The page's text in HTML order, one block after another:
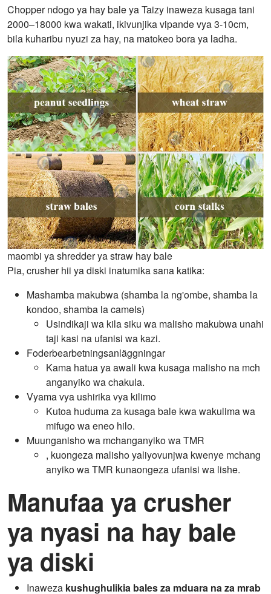
Chopper ndogo ya hay bale ya Taizy inaweza kusaga tani
2000–18000 kwa wakati, ikivunjika vipande vya 3-10cm,
bila kuharibu nyuzi za hay, na matokeo bora ya ladha.
maombi ya shredder ya straw hay bale
Pia, crusher hii ya diski inatumika sana katika:
Mashamba makubwa (shamba la ng'ombe, shamba la
kondoo, shamba la camels)
Usindikaji wa kila siku wa malisho makubwa unahi
taji kasi na ufanisi wa kazi.
Foderbearbetningsanläggningar
Kama hatua ya awali kwa kusaga malisho na mch
anganyiko wa chakula.
Vyama vya ushirika vya kilimo
Kutoa huduma za kusaga bale kwa wakulima wa
mifugo wa eneo hilo.
Muunganisho wa mchanganyiko wa TMR
, kuongeza malisho yaliyovunjwa kwenye mchang
anyiko wa TMR kunaongeza ufanisi wa lishe.
Manufaa ya crusher
ya nyasi na hay bale
ya diski
Inaweza kushughulikia bales za mduara na za mrab